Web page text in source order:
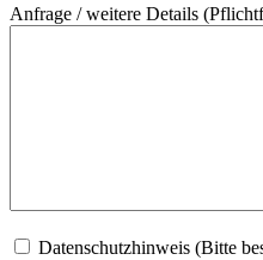
Anfrage / weitere Details
Datenschutzhinweis (Bitte